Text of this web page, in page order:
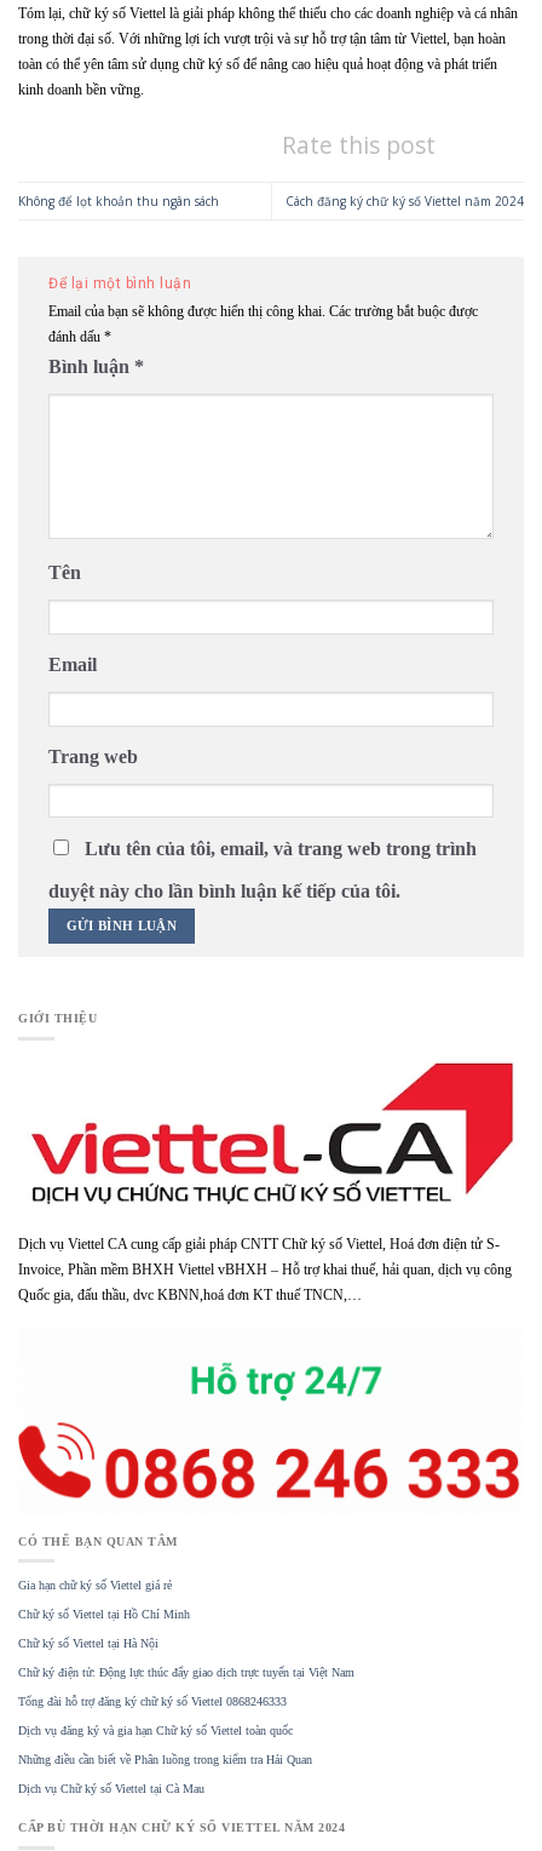
Tóm lại, chữ ký số Viettel là giải pháp không thể thiếu cho các doanh nghiệp và cá nhân
trong thời đại số. Với những lợi ích vượt trội và sự hỗ trợ tận tâm từ Viettel, bạn hoàn
toàn có thể yên tâm sử dụng chữ ký số để nâng cao hiệu quả hoạt động và phát triển
kinh doanh bền vững.
Rate this post
Không để lọt khoản thu ngân sách Cách đăng ký chữ ký số Viettel năm 2024
Để lại một bình luận
Email của bạn sẽ không được hiển thị công khai. Các trường bắt buộc được
đánh dấu *
Bình luận *
Tên
Email
Trang web
Lưu tên của tôi, email, và trang web trong trình
duyệt này cho lần bình luận kế tiếp của tôi.
GIỚI THIỆU
Dịch vụ Viettel CA cung cấp giải pháp CNTT Chữ ký số Viettel, Hoá đơn điện tử S-
Invoice, Phần mềm BHXH Viettel vBHXH – Hỗ trợ khai thuế, hải quan, dịch vụ công
Quốc gia, đấu thầu, dvc KBNN,hoá đơn KT thuế TNCN,…
CÓ THỂ BẠN QUAN TÂM
Gia hạn chữ ký số Viettel giá rẻ
Chữ ký số Viettel tại Hồ Chí Minh
Chữ ký số Viettel tại Hà Nội
Chữ ký điện tử: Động lực thúc đẩy giao dịch trực tuyến tại Việt Nam
Tổng đài hỗ trợ đăng ký chữ ký số Viettel 0868246333
Dịch vụ đăng ký và gia hạn Chữ ký số Viettel toàn quốc
Những điều cần biết về Phân luồng trong kiểm tra Hải Quan
Dịch vụ Chữ ký số Viettel tại Cà Mau
CẤP BÙ THỜI HẠN CHỮ KÝ SỐ VIETTEL NĂM 2024